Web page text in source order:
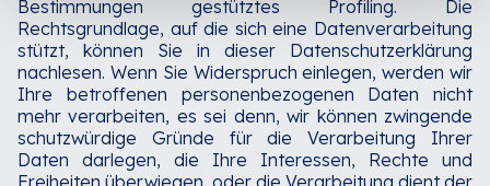
Bestimmungen gestütztes Profiling. Die
Rechtsgrundlage, auf die sich eine Datenverarbeitung
stützt, können Sie in dieser Datenschutzerklärung
nachlesen. Wenn Sie Widerspruch einlegen, werden wir
Ihre betroffenen personenbezogenen Daten nicht
mehr verarbeiten, es sei denn, wir können zwingende
schutzwürdige Gründe für die Verarbeitung Ihrer
Daten darlegen, die Ihre Interessen, Rechte und
Freiheiten überwiegen, oder die Verarbeitung dient der